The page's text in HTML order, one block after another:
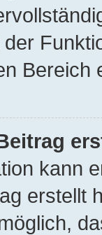
Bereich
kann
erstellt